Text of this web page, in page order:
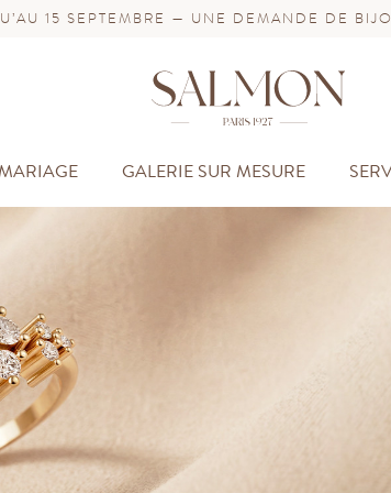
15 SEPTEMBRE — UNE DEMANDE DE
MARIAGE GALERIE SUR MESURE